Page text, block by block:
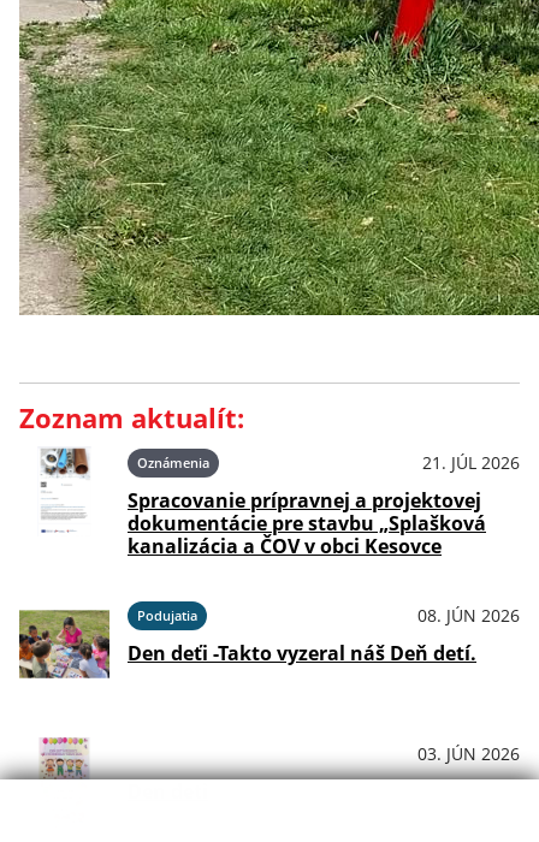
Zoznam aktualít:
Oznámenia 21. JÚL 2026
Spracovanie prípravnej a projektovej
dokumentácie pre stavbu „Splašková
kanalizácia a ČOV v obci Kesovce
Podujatia 08. JÚN 2026
Den deťi -Takto vyzeral náš Deň detí.
03. JÚN 2026